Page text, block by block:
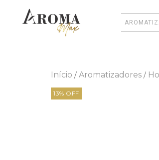
Início / Aromatizadores /
13% OFF